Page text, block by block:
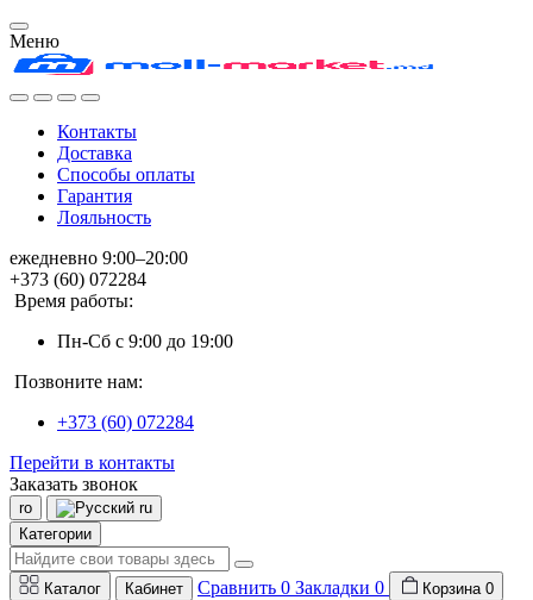
Меню
Контакты
Доставка
Способы оплаты
Гарантия
Лояльность
ежедневно 9:00–20:00
+373 (60) 072284
Время работы:
Пн-Сб с 9:00 до 19:00
Позвоните нам:
+373 (60) 072284
Перейти в контакты
Заказать звонок
ro
ru
Категории
Каталог Кабинет Сравнить 0 Закладки 0 Корзина 0